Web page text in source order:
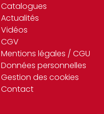
Catalogues
Actualités
Vidéos
CGV
Mentions légales / CGU
Données personnelles
Gestion des cookies
Contact